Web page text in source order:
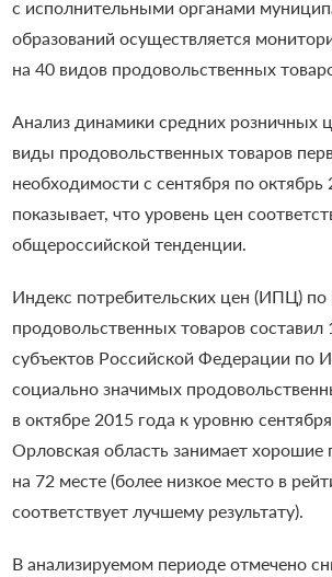
с исполнительными органами
образований осуществляется
на 40 видов продовольственных
Анализ динамики средних розничных
виды продовольственных товаров
необходимости с сентября по октябрь
показывает, что уровень цен
общероссийской тенденции.
Индекс потребительских цен (ИПЦ) по
продовольственных товаров составил
субъектов Российской Федерации по
социально значимых
в октябре 2015 года к уровню
Орловская область занимает хорошие
на 72 месте (более низкое место в
соответствует лучшему результату).
В анализируемом периоде отмечено